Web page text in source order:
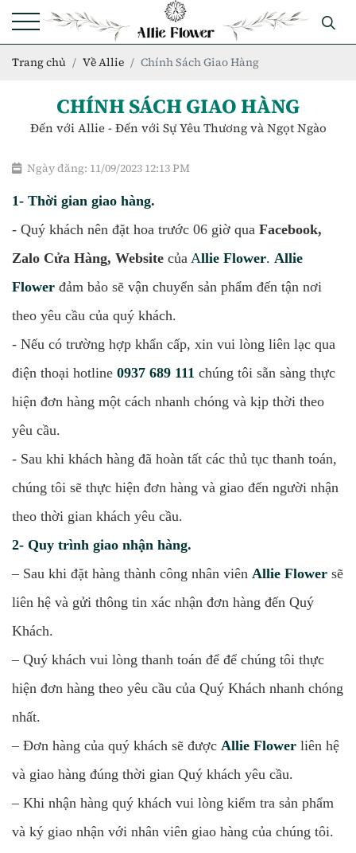
Trang chủ Về Allie Chính Sách Giao Hàng
CHÍNH SÁCH GIAO HÀNG
Đến với Allie - Đến với Sự Yêu Thương và Ngọt Ngào
Ngày đăng: 11/09/2023 12:13 PM
1- Thời gian giao hàng.
- Quý khách nên đặt hoa trước 06 giờ qua Facebook,
Zalo Cửa Hàng, Website của Allie Flower. Allie
Flower đảm bảo sẽ vận chuyển sản phẩm đến tận nơi
theo yêu cầu của quý khách.
- Nếu có trường hợp khẩn cấp, xin vui lòng liên lạc qua
điện thoại hotline 0937 689 111 chúng tôi sẵn sàng thực
hiện đơn hàng một cách nhanh chóng và kịp thời theo
yêu cầu.
- Sau khi khách hàng đã hoàn tất các thủ tục thanh toán,
chúng tôi sẽ thực hiện đơn hàng và giao đến người nhận
theo thời gian khách yêu cầu.
2- Quy trình giao nhận hàng.
– Sau khi đặt hàng thành công nhân viên Allie Flower sẽ
liên hệ và gửi thông tin xác nhận đơn hàng đến Quý
Khách.
– Quý khách vui lòng thanh toán để để chúng tôi thực
hiện đơn hàng theo yêu cầu của Quý Khách nhanh chóng
nhất.
– Đơn hàng của quý khách sẽ được Allie Flower liên hệ
và giao hàng đúng thời gian Quý khách yêu cầu.
– Khi nhận hàng quý khách vui lòng kiểm tra sản phẩm
và ký giao nhận với nhân viên giao hàng của chúng tôi.